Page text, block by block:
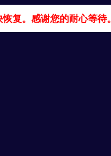
复。感谢您的耐心等待。